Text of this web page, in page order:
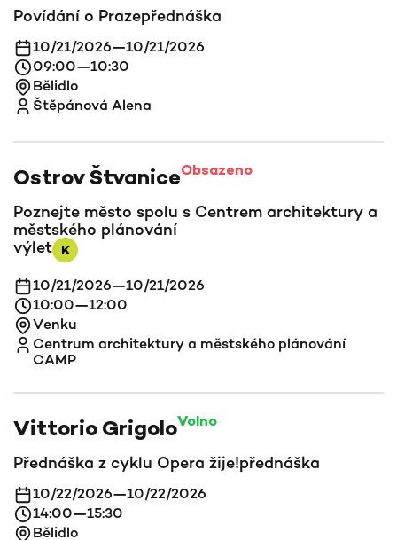
Povídání o Prazepřednáška
10/21/2026—10/21/2026
09:00—10:30
Bělidlo
Štěpánová Alena
Ostrov ŠtvaniceObsazeno
Poznejte město spolu s Centrem architektury a
městského plánování
výlet
K
10/21/2026—10/21/2026
10:00—12:00
Venku
Centrum architektury a městského plánování
CAMP
Vittorio GrigoloVolno
Přednáška z cyklu Opera žije!přednáška
10/22/2026—10/22/2026
14:00—15:30
Bělidlo